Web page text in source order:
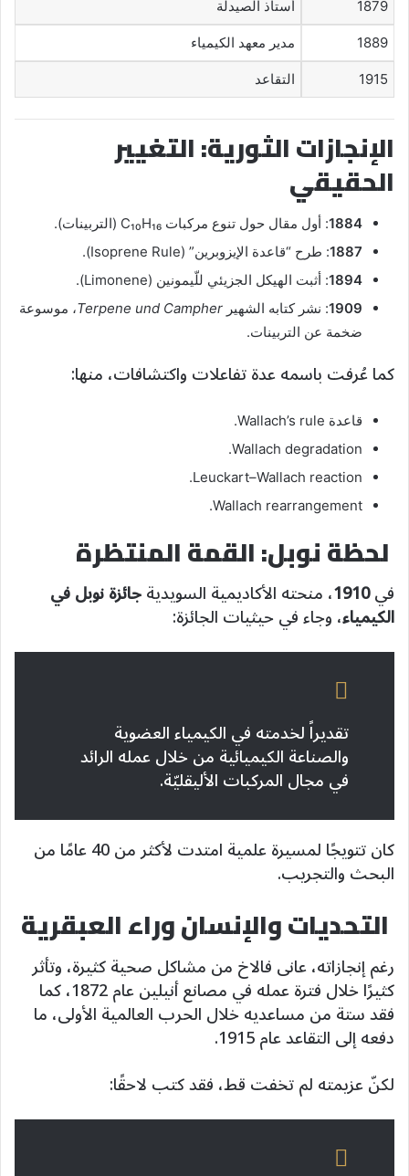
1879 أستاذ الصيدلة
1889 مدير معهد الكيمياء
1915 التقاعد
الإنجازات الثورية: التغيير
الحقيقي
1884: أول مقال حول تنوع مركبات C₁₀H₁₆ (التربينات).
1887: طرح “قاعدة الإيزوبرين” (Isoprene Rule).
1894: أثبت الهيكل الجزيئي للّيمونين (Limonene).
1909: نشر كتابه الشهير Terpene und Campher، موسوعة
ضخمة عن التربينات.
كما عُرفت باسمه عدة تفاعلات واكتشافات، منها:
قاعدة Wallach’s rule.
Wallach degradation.
Leuckart–Wallach reaction.
Wallach rearrangement.
لحظة نوبل: القمة المنتظرة
في1910، منحته الأكاديمية السويديةجائزة نوبل في
الكيمياء، وجاء في حيثيات الجائزة:
تقديراً لخدمته في الكيمياء العضوية
والصناعة الكيميائية من خلال عمله الرائد
في مجال المركبات الأليقليّة.
كان تتويجًا لمسيرة علمية امتدت لأكثر من 40 عامًا من
البحث والتجريب.
التحديات والإنسان وراء العبقرية
رغم إنجازاته، عانى فالاخ من مشاكل صحية كثيرة، وتأثر
كثيرًا خلال فترة عمله في مصانع أنيلين عام 1872، كما
فقد ستة من مساعديه خلال الحرب العالمية الأولى، ما
دفعه إلى التقاعد عام 1915.
لكنّ عزيمته لم تخفت قط، فقد كتب لاحقًا: